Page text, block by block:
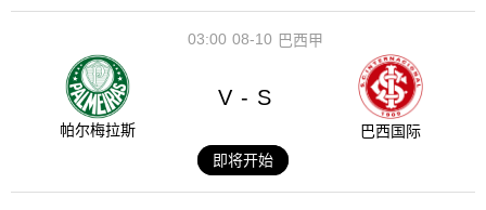
08-10
03:00 巴西甲
帕尔梅拉斯
V - S
巴西国际
即将开始